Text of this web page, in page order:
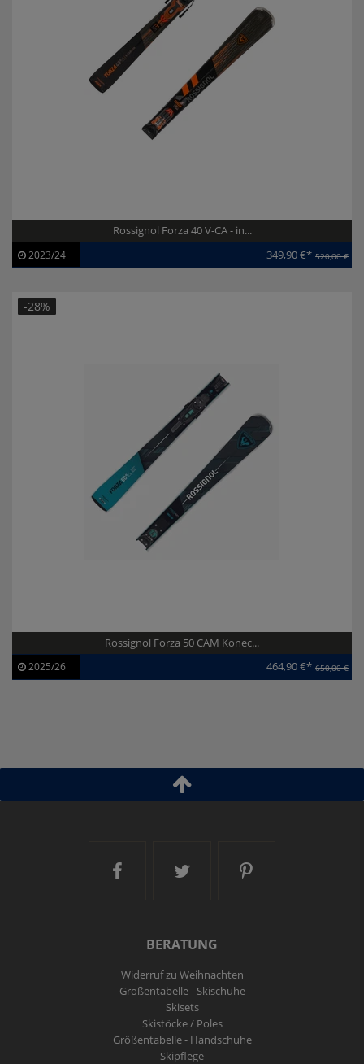
Rossignol Forza 40 V-CA - in...
Artikel-ID:
113725
2023/24 349,90 €* 520,00 €
-28%
Rossignol Forza 50 CAM Konec...
Artikel-ID:
113949
2025/26 464,90 €* 650,00 €
Ski and More auf Facebook
Ski and More auf
Ski and More
BERATUNG
Widerruf zu Weihnachten
Größentabelle - Skischuhe
Skisets
Skistöcke / Poles
Größentabelle - Handschuhe
Skipflege